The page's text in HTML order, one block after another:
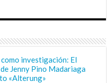
investigación: El
Jenny Pino Madariaga
«Alterung»